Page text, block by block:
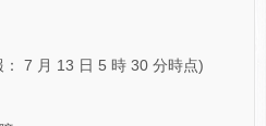
： 7 月 13 日 5 時 30 分時点)